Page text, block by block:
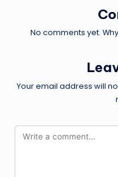
No comments yet.
Your email address will